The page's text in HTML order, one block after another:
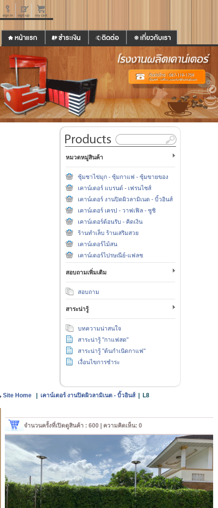
หมวดหมู่สินค้า
ซุ้มชาไข่มุก - ซุ้มกาแฟ - ซุ้มขายของ
เคาน์เตอร์ แบรนด์ - เฟรนไชส์
เคาน์เตอร์ งานปิดผิวลามิเนต - บิ้วอินส์
เคาน์เตอร์ เครป - วาฟเฟิล - ซูชิ
เคาน์เตอร์ต้อนรับ - คิดเงิน
ร้านทำเล็บ ร้านเสริมสวย
เคาน์เตอร์ไม้สน
เคาน์เตอร์ไปรษณีย์-แฟลช
สอบถามเพิ่มเติม
สอบถาม
สาระน่ารู้
บทความน่าสนใจ
สาระน่ารู้ "กาแฟสด"
สาระน่ารู้ "ต้นกำเนิดกาแฟ"
เงื่อนไขการชำระ
Site Home เคาน์เตอร์ งานปิดผิวลามิเนต - บิ้วอินส์| L8
จำนวนครั้งที่เปิดดูสินค้า : 600 | ความคิดเห็น: 0